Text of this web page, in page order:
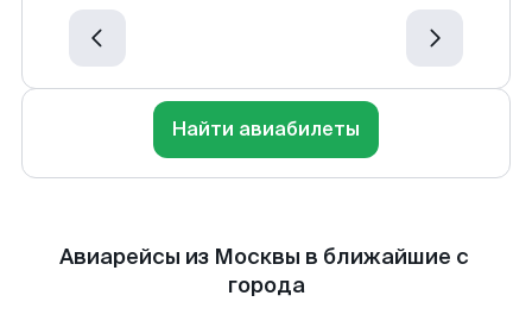
Найти авиабилеты
Авиарейсы из Москвы в ближайшие с
города